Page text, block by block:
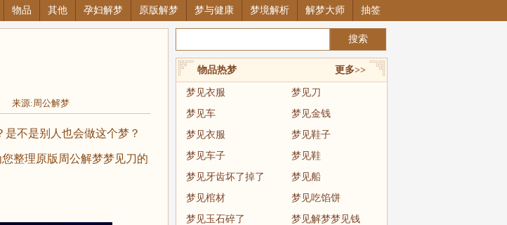
物品 其他 孕妇解梦 原版解梦 梦与健康 梦境解析 解梦大师 抽签
来源:周公解梦
不是别人也会做这个梦？
您整理原版周公解梦梦见刀的
更多>>
物品热梦
梦见衣服
梦见刀
梦见车
梦见金钱
梦见衣服
梦见鞋子
梦见车子
梦见鞋
梦见牙齿坏了掉了
梦见船
梦见棺材
梦见吃馅饼
梦见玉石碎了
梦见解梦梦见钱